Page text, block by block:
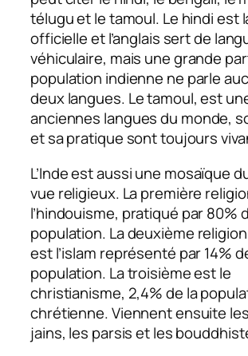
télugu et le tamoul. Le hindi est
officielle et l’anglais sert de
véhiculaire, mais une grande
population indienne ne parle
deux langues. Le tamoul, est
anciennes langues du monde,
et sa pratique sont toujours
L’Inde est aussi une mosaïque
vue religieux. La première
l’hindouisme, pratiqué par 80%
population. La deuxième
est l’islam représenté par 14%
population. La troisième est le
christianisme, 2,4% de la
chrétienne. Viennent ensuite
jains, les parsis et les